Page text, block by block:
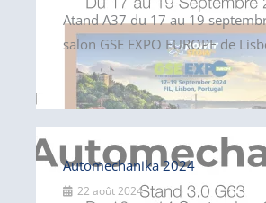
Atand A37 du 17 au 19
salon GSE EXPO EUROPE de
Automechanika 2024
22 août 2024